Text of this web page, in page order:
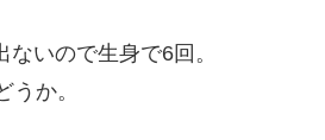
いので生身で6回。
か。